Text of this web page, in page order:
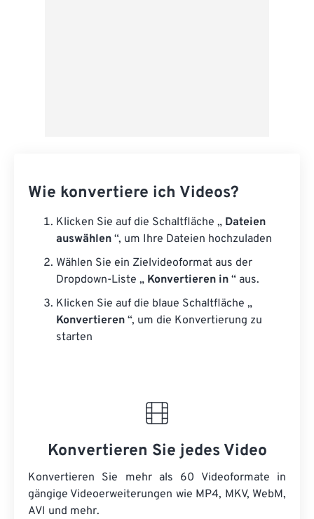
Wie konvertiere ich Videos?
Klicken Sie auf die Schaltfläche „ Dateien
auswählen “, um Ihre Dateien hochzuladen
Wählen Sie ein Zielvideoformat aus der
Dropdown-Liste „ Konvertieren in “ aus.
Klicken Sie auf die blaue Schaltfläche „
Konvertieren “, um die Konvertierung zu
starten
Konvertieren Sie jedes Video
Konvertieren Sie mehr als 60 Videoformate in
gängige Videoerweiterungen wie MP4, MKV, WebM,
AVI und mehr.